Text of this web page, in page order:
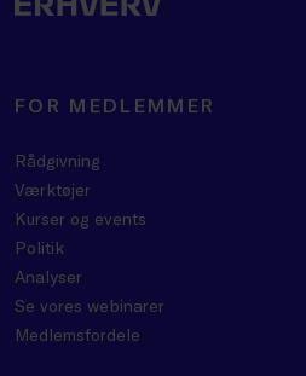
FOR MEDLEMMER
Rådgivning
Værktøjer
Kurser og events
Politik
Analyser
Se vores webinarer
Medlemsfordele